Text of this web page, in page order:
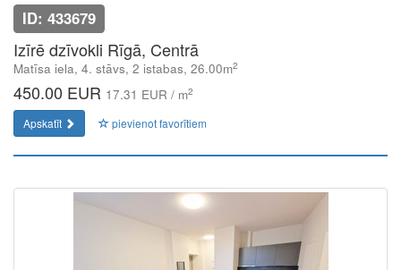
ID: 433679
Izīrē dzīvokli Rīgā, Centrā
Matīsa iela, 4. stāvs, 2 istabas, 26.00m2
450.00 EUR 17.31 EUR / m2
Apskatīt pievienot favorītiem